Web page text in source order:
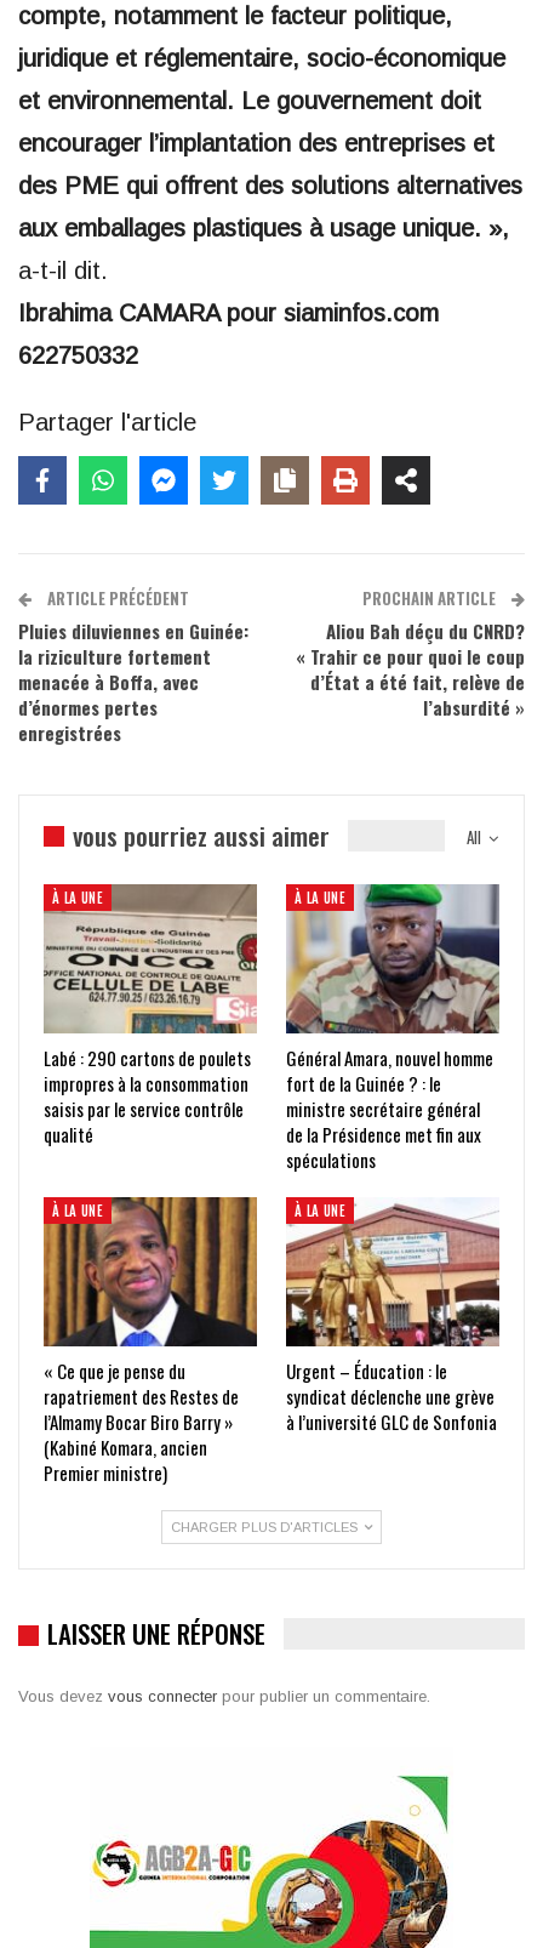
compte, notamment le facteur politique,
juridique et réglementaire, socio-économique
et environnemental. Le gouvernement doit
encourager l’implantation des entreprises et
des PME qui offrent des solutions alternatives
aux emballages plastiques à usage unique. »,
a-t-il dit.
Ibrahima CAMARA pour siaminfos.com
622750332
Partager l'article
ARTICLE PRÉCÉDENT
Pluies diluviennes en Guinée:
la riziculture fortement
menacée à Boffa, avec
d’énormes pertes
enregistrées
PROCHAIN ARTICLE
Aliou Bah déçu du CNRD?
« Trahir ce pour quoi le coup
d’État a été fait, relève de
l’absurdité »
All
vous pourriez aussi aimer
À LA UNE
Labé : 290 cartons de poulets
impropres à la consommation
saisis par le service contrôle
qualité
À LA UNE
Général Amara, nouvel homme
fort de la Guinée ? : le
ministre secrétaire général
de la Présidence met fin aux
spéculations
À LA UNE
« Ce que je pense du
rapatriement des Restes de
l’Almamy Bocar Biro Barry »
(Kabiné Komara, ancien
Premier ministre)
À LA UNE
Urgent – Éducation : le
syndicat déclenche une grève
à l’université GLC de Sonfonia
CHARGER PLUS D'ARTICLES
LAISSER UNE RÉPONSE
Vous devez vous connecter pour publier un commentaire.